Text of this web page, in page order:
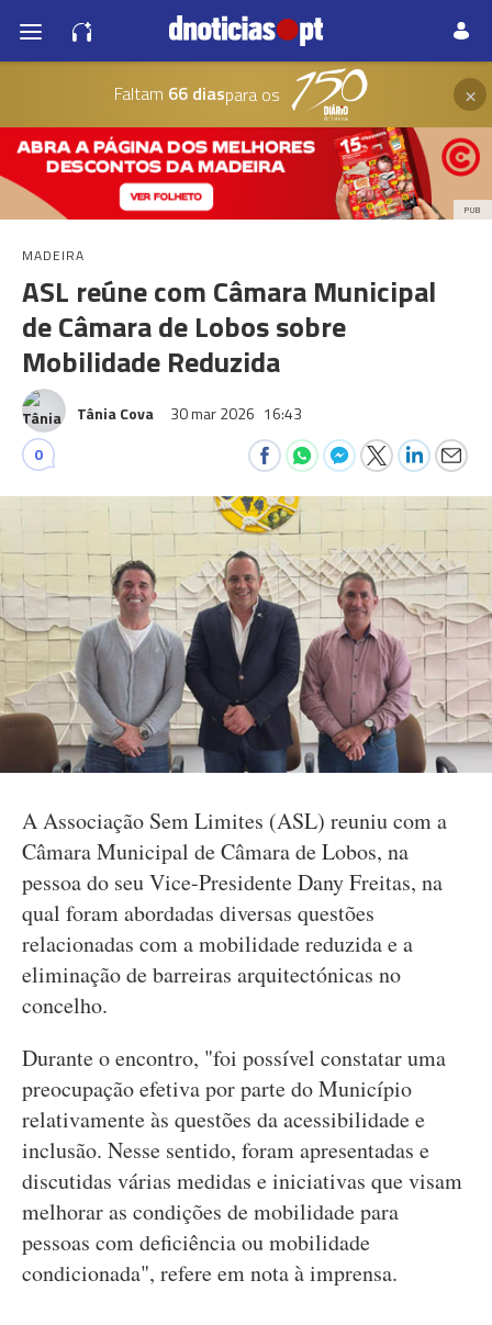
Faltam 66 diaspara os ×
PUB
MADEIRA
ASL reúne com Câmara Municipal
de Câmara de Lobos sobre
Mobilidade Reduzida
Tânia Cova 30 mar 2026 16:43
0
A Associação Sem Limites (ASL) reuniu com a
Câmara Municipal de Câmara de Lobos, na
pessoa do seu Vice-Presidente Dany Freitas, na
qual foram abordadas diversas questões
relacionadas com a mobilidade reduzida e a
eliminação de barreiras arquitectónicas no
concelho.
Durante o encontro, "foi possível constatar uma
preocupação efetiva por parte do Município
relativamente às questões da acessibilidade e
inclusão. Nesse sentido, foram apresentadas e
discutidas várias medidas e iniciativas que visam
melhorar as condições de mobilidade para
pessoas com deficiência ou mobilidade
condicionada", refere em nota à imprensa.